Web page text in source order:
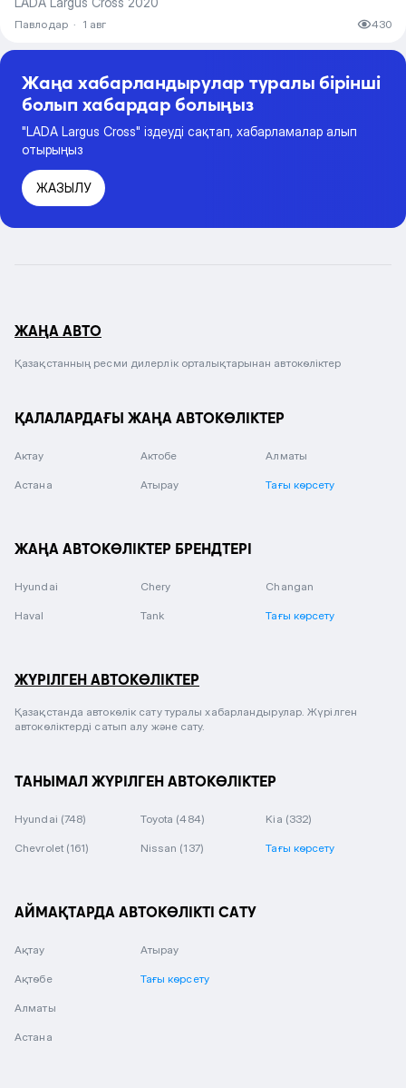
Павлодар · 1 авг 430
Жаңа хабарландырулар туралы бірінші
болып хабардар болыңыз
"LADA Largus Cross" іздеуді сақтап, хабарламалар алып
отырыңыз
ЖАЗЫЛУ
ЖАҢА АВТО
Қазақстанның ресми дилерлік орталықтарынан автокөліктер
ҚАЛАЛАРДАҒЫ ЖАҢА АВТОКӨЛІКТЕР
Актау Актобе Алматы
Астана Атырау Тағы көрсету
ЖАҢА АВТОКӨЛІКТЕР БРЕНДТЕРІ
Hyundai Chery Changan
Haval Tank Тағы көрсету
ЖҮРІЛГЕН АВТОКӨЛІКТЕР
Қазақстанда автокөлік сату туралы хабарландырулар. Жүрілген
автокөліктерді сатып алу және сату.
ТАНЫМАЛ ЖҮРІЛГЕН АВТОКӨЛІКТЕР
Hyundai (748) Toyota (484) Kia (332)
Chevrolet (161) Nissan (137) Тағы көрсету
АЙМАҚТАРДА АВТОКӨЛІКТІ САТУ
Ақтау
Ақтөбе
Алматы
Астана
Атырау
Тағы көрсету